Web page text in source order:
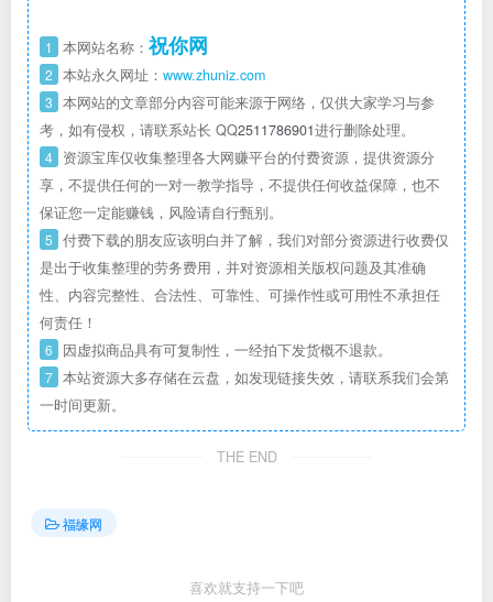
1 本网站名称： 祝你网
2 本站永久网址： www.zhuniz.com
3 本网站的文章部分内容可能来源于网络，仅供大家学习与参
考，如有侵权，请联系站长 QQ2511786901进行删除处理。
4 资源宝库仅收集整理各大网赚平台的付费资源，提供资源分
享，不提供任何的一对一教学指导，不提供任何收益保障，也不
保证您一定能赚钱，风险请自行甄别。
5 付费下载的朋友应该明白并了解，我们对部分资源进行收费仅
是出于收集整理的劳务费用，并对资源相关版权问题及其准确
性、内容完整性、合法性、可靠性、可操作性或可用性不承担任
何责任！
6 因虚拟商品具有可复制性，一经拍下发货概不退款。
7 本站资源大多存储在云盘，如发现链接失效，请联系我们会第
一时间更新。
THE END
福缘网
喜欢就支持一下吧